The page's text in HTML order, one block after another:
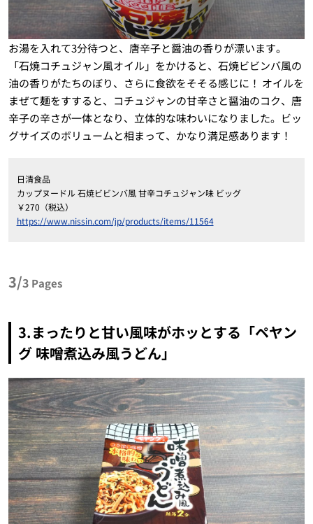
お湯を入れて3分待つと、唐辛子と醤油の香りが漂います。
「石焼コチュジャン風オイル」をかけると、石焼ビビンバ風の
油の香りがたちのぼり、さらに食欲をそそる感じに！ オイルを
まぜて麺をすすると、コチュジャンの甘辛さと醤油のコク、唐
辛子の辛さが一体となり、立体的な味わいになりました。ビッ
グサイズのボリュームと相まって、かなり満足感あります！
日清食品
カップヌードル 石焼ビビンバ風 甘辛コチュジャン味 ビッグ
￥270（税込）
https://www.nissin.com/jp/products/items/11564
3/3 Pages
3.まったりと甘い風味がホッとする「ペヤン
グ 味噌煮込み風うどん」